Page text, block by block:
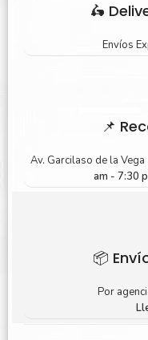
🛵
Envíos
📌
Av. Garcilaso de la
am - 7:30
📦
Por